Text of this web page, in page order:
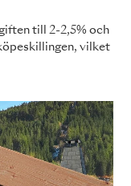
till 2-2,5% och
vilket